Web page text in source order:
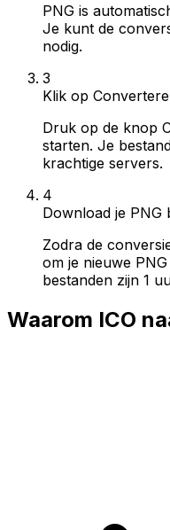
PNG is
Je kunt de
nodig.
3
Klik op
Druk op de knop
starten. Je
krachtige servers.
4
Download je PNG
Zodra de
om je nieuwe
bestanden zijn 1
Waarom ICO